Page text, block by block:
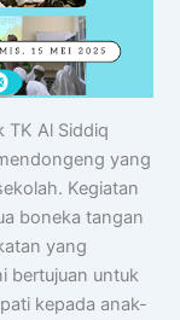
TK Al Siddiq
yang
Kegiatan
boneka tangan
yang
bertujuan untuk
kepada anak-